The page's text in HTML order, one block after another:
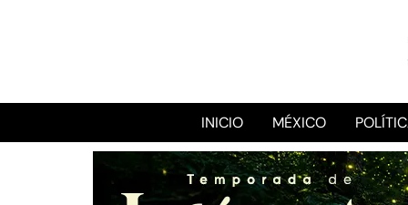
INICIO MÉXICO